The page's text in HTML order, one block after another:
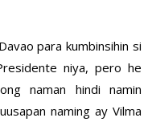
para kumbinsihin si
niya, pero he
naman hindi namin
naming ay Vilma